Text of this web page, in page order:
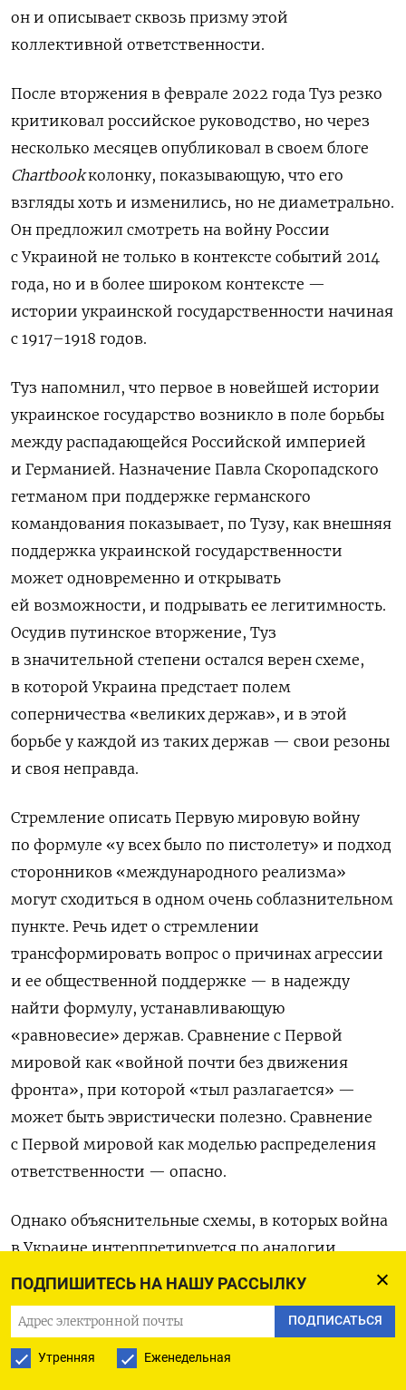
ПОДПИШИТЕСЬ НА НАШУ РАССЫЛКУ
ПОДПИСАТЬСЯ
Утренняя Еженедельная
он и описывает сквозь призму этой
коллективной ответственности.
После вторжения в феврале 2022 года Туз резко
критиковал российское руководство, но через
несколько месяцев опубликовал в своем блоге
Chartbookколонку, показывающую, что его
взгляды хоть и изменились, но не диаметрально.
Он предложил смотреть на войну России
с Украиной не только в контексте событий 2014
года, но и в более широком контексте —
истории украинской государственности начиная
с 1917–1918 годов.
Туз напомнил, что первое в новейшей истории
украинское государство возникло в поле борьбы
между распадающейся Российской империей
и Германией. Назначение Павла Скоропадского
гетманом при поддержке германского
командования показывает, по Тузу, как внешняя
поддержка украинской государственности
может одновременно и открывать
ей возможности, и подрывать ее легитимность.
Осудив путинское вторжение, Туз
в значительной степени остался верен схеме,
в которой Украина предстает полем
соперничества «великих держав», и в этой
борьбе у каждой из таких держав — свои резоны
и своя неправда.
Стремление описать Первую мировую войну
по формуле «у всех было по пистолету» и подход
сторонников «международного реализма»
могут сходиться в одном очень соблазнительном
пункте. Речь идет о стремлении
трансформировать вопрос о причинах агрессии
и ее общественной поддержке — в надежду
найти формулу, устанавливающую
«равновесие» держав. Сравнение с Первой
мировой как «войной почти без движения
фронта», при которой «тыл разлагается» —
может быть эвристически полезно. Сравнение
с Первой мировой как моделью распределения
ответственности — опасно.
Однако объяснительные схемы, в которых война
в Украине интерпретируется по аналогии
с Первой мировой — как с конфликтом,
в котором были виноваты «все», постепенно
распространяются и в российской блогосфере.
24 июня в Facebook были помещены посты двух